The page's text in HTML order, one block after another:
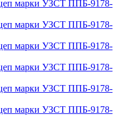
марки УЗСТ ППБ-9178-
марки УЗСТ ППБ-9178-
марки УЗСТ ППБ-9178-
марки УЗСТ ППБ-9178-
марки УЗСТ ППБ-9178-
марки УЗСТ ППБ-9178-